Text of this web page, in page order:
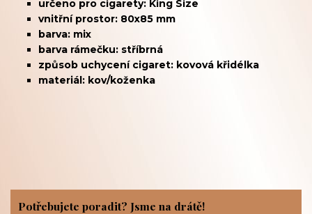
určeno pro cigarety: King Size
vnitřní prostor: 80x85 mm
barva: mix
barva rámečku: stříbrná
způsob uchycení cigaret: kovová křidélka
materiál: kov/koženka
Potřebujete poradit? Jsme na drátě!